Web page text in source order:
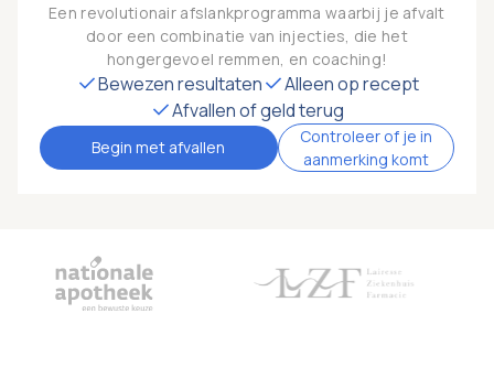
Een revolutionair afslankprogramma waarbij je afvalt
door een combinatie van injecties, die het
hongergevoel remmen, en coaching!
Bewezen resultaten
Alleen op recept
Afvallen of geld terug
Begin met afvallen
Controleer of je in
aanmerking komt